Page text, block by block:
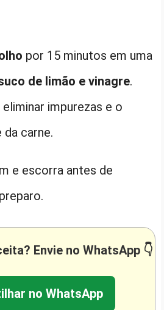
por 15 minutos em uma
de limão e vinagre.
eliminar impurezas e o
carne.
e escorra antes de
Envie no WhatsApp 👇
no WhatsApp